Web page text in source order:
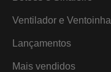
Ventilador e Ventoinha
Lançamentos
Mais vendidos